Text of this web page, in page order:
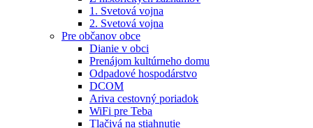
1. Svetová vojna
2. Svetová vojna
Pre občanov obce
Dianie v obci
Prenájom kultúrneho domu
Odpadové hospodárstvo
DCOM
Ariva cestovný poriadok
WiFi pre Teba
Tlačivá na stiahnutie